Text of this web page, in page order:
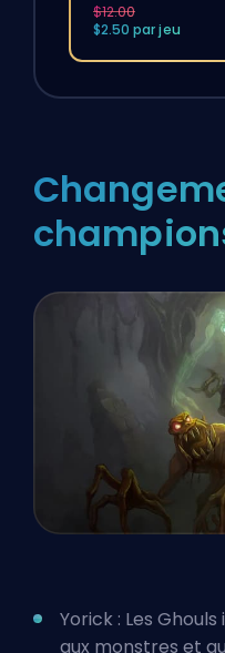
$12.00
$2.50 par jeu
Yorick : Les
aux monstres et